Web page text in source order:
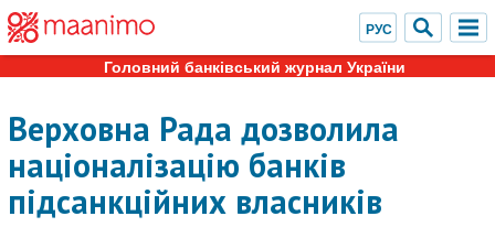
Головний банківський журнал України
Верховна Рада дозволила
націоналізацію банків
підсанкційних власників